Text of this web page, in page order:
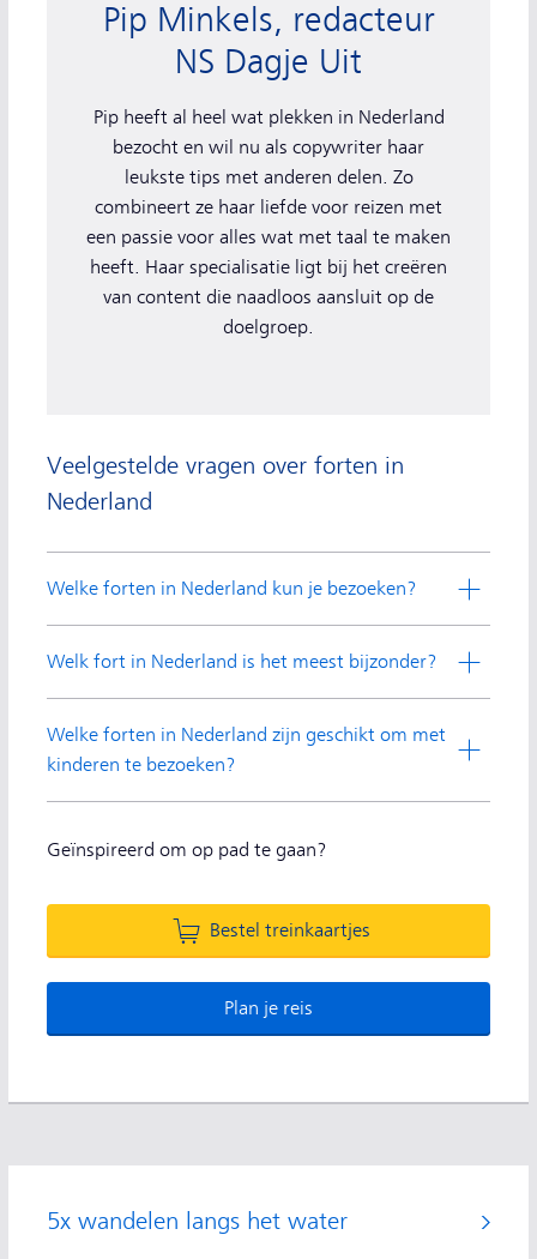
Pip heeft al heel wat plekken in Nederland
bezocht en wil nu als copywriter haar
leukste tips met anderen delen. Zo
combineert ze haar liefde voor reizen met
een passie voor alles wat met taal te maken
heeft. Haar specialisatie ligt bij het creëren
van content die naadloos aansluit op de
doelgroep.
Pip Minkels, redacteur
NS Dagje Uit
Veelgestelde vragen over forten in
Nederland
Welke forten in Nederland kun je bezoeken?
Welk fort in Nederland is het meest bijzonder?
Welke forten in Nederland zijn geschikt om met
kinderen te bezoeken?
Geïnspireerd om op pad te gaan?
Bestel treinkaartjes
Plan je reis
5x wandelen langs het water